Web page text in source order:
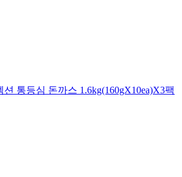
통등심 돈까스 1.6kg(160gX10ea)X3팩